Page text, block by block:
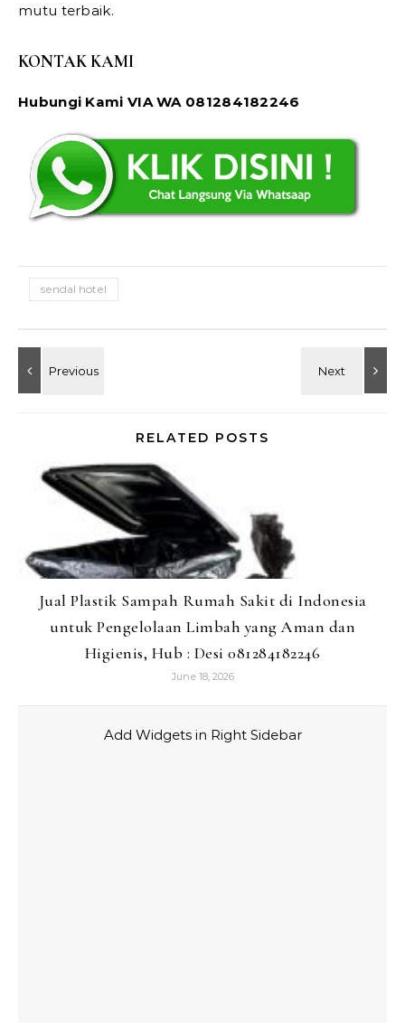
mutu terbaik.
KONTAK KAMI
Hubungi Kami VIA WA 081284182246
sendal hotel
RELATED POSTS
Jual Plastik Sampah Rumah Sakit di Indonesia
untuk Pengelolaan Limbah yang Aman dan
Higienis, Hub : Desi 081284182246
June 18, 2026
Add Widgets in Right Sidebar